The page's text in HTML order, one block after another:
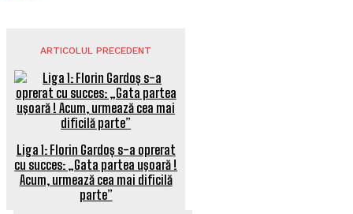
ARTICOLUL PRECEDENT
Liga 1: Florin Gardoș s-a oprerat
cu succes: „Gata partea uşoară !
Acum, urmează cea mai dificilă
parte”